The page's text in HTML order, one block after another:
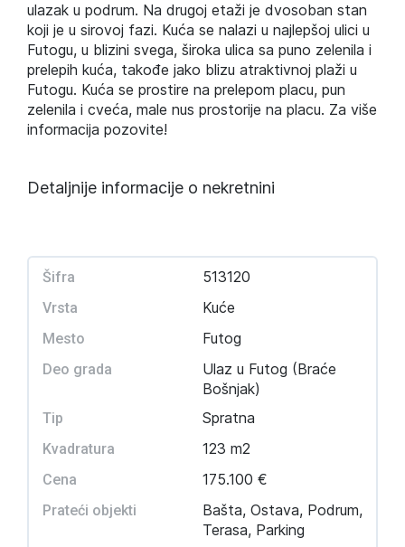
ulazak u podrum. Na drugoj etaži je dvosoban stan
koji je u sirovoj fazi. Kuća se nalazi u najlepšoj ulici u
Futogu, u blizini svega, široka ulica sa puno zelenila i
prelepih kuća, takođe jako blizu atraktivnoj plaži u
Futogu. Kuća se prostire na prelepom placu, pun
zelenila i cveća, male nus prostorije na placu. Za više
informacija pozovite!
Detaljnije informacije o nekretnini
Šifra 513120
Vrsta Kuće
Mesto Futog
Deo grada
Ulaz u Futog (Braće
Bošnjak)
Tip Spratna
Kvadratura 123 m2
Cena 175.100 €
Prateći objekti
Bašta, Ostava, Podrum,
Terasa, Parking